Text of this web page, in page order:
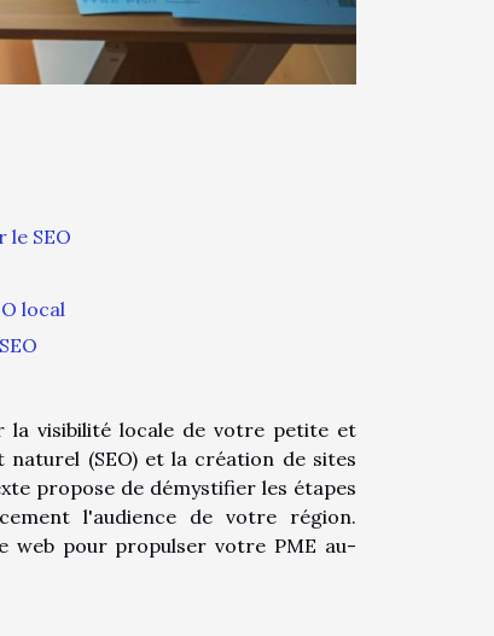
SEO
local
la visibilité locale de votre petite et
(SEO) et la création de sites
propose de démystifier les étapes
l'audience de votre région.
web pour propulser votre PME au-